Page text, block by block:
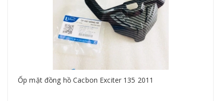
Ốp mặt đồng hồ Cacbon Exciter 135 2011